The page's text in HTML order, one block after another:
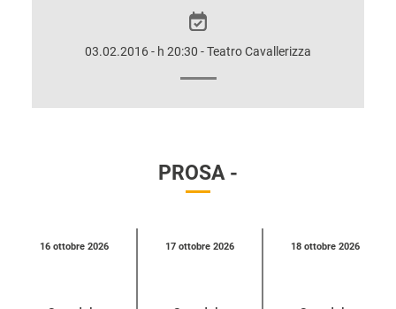
03.02.2016 - h 20:30 - Teatro Cavallerizza
PROSA -
16 ottobre 2026 17 ottobre 2026 18 ottobre 2026